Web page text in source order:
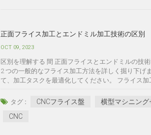
正面フライス加工とエンドミル加工技術の区別
OCT 09, 2023
区別を理解する 間 正面フライスとエンドミルの技
2 つの一般的なフライス加工方法を詳しく掘り下
て、加工タスクを最適化してください。 フライス加
タグ : CNCフライス盤 横型マシニング
CNC